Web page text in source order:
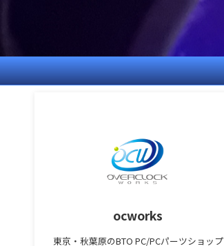
ocworks
東京・秋葉原のBTO PC/PCパーツショップ